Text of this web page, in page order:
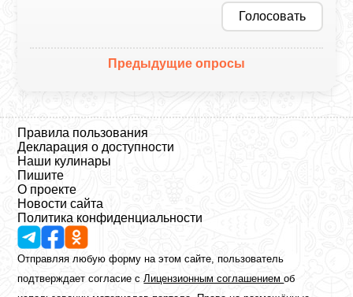
Голосовать
Предыдущие опросы
Правила пользования
Декларация о доступности
Наши кулинары
Пишите
О проекте
Новости сайта
Политика конфиденциальности
Отправляя любую форму на этом сайте, пользователь
подтверждает согласие сЛицензионным соглашениемоб